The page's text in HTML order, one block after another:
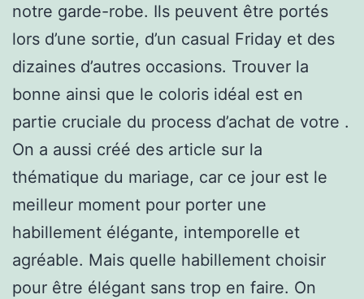
notre garde-robe. Ils peuvent être portés
lors d’une sortie, d’un casual Friday et des
dizaines d’autres occasions. Trouver la
bonne ainsi que le coloris idéal est en
partie cruciale du process d’achat de votre .
On a aussi créé des article sur la
thématique du mariage, car ce jour est le
meilleur moment pour porter une
habillement élégante, intemporelle et
agréable. Mais quelle habillement choisir
pour être élégant sans trop en faire. On